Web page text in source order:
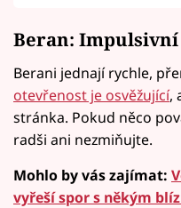
Beran:
Berani jednají rychle,
otevřenost je osvěžující,
stránka. Pokud něco
radši ani nezmiňujte.
Mohlo by vás zajímat:
vyřeší spor s někým